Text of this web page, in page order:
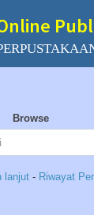
Browse
lanjut - Riwayat